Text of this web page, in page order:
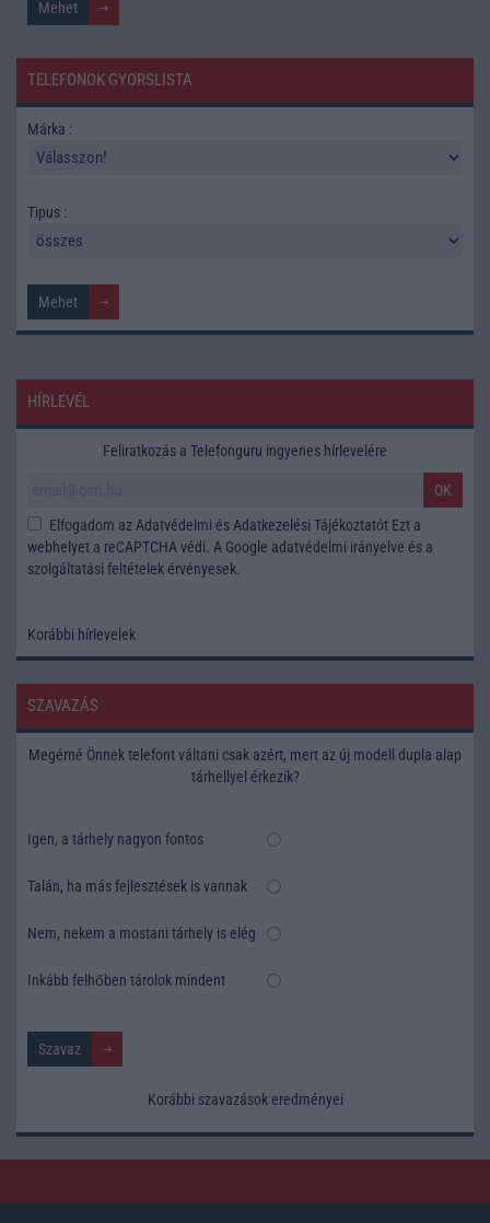
TELEFONOK GYORSLISTA
Márka :
Tipus :
HÍRLEVÉL
Feliratkozás a Telefonguru ingyenes hírlevelére
OK
Elfogadom az Adatvédelmi és Adatkezelési Tájékoztatót Ezt a
webhelyet a reCAPTCHA védi. A Google adatvédelmi irányelve és a
szolgáltatási feltételek érvényesek.
Korábbi hírlevelek
SZAVAZÁS
Megérné Önnek telefont váltani csak azért, mert az új modell dupla alap
tárhellyel érkezik?
Igen, a tárhely nagyon fontos
Talán, ha más fejlesztések is vannak
Nem, nekem a mostani tárhely is elég
Inkább felhőben tárolok mindent
Korábbi szavazások eredményei